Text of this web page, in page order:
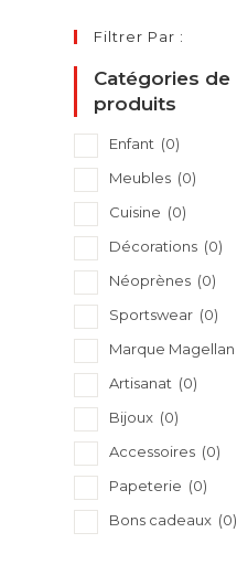
Filtrer Par :
Catégories de
produits
Enfant (0)
Meubles (0)
Cuisine (0)
Décorations (0)
Néoprènes (0)
Sportswear (0)
Marque Magellan
Artisanat (0)
Bijoux (0)
Accessoires (0)
Papeterie (0)
Bons cadeaux (0)